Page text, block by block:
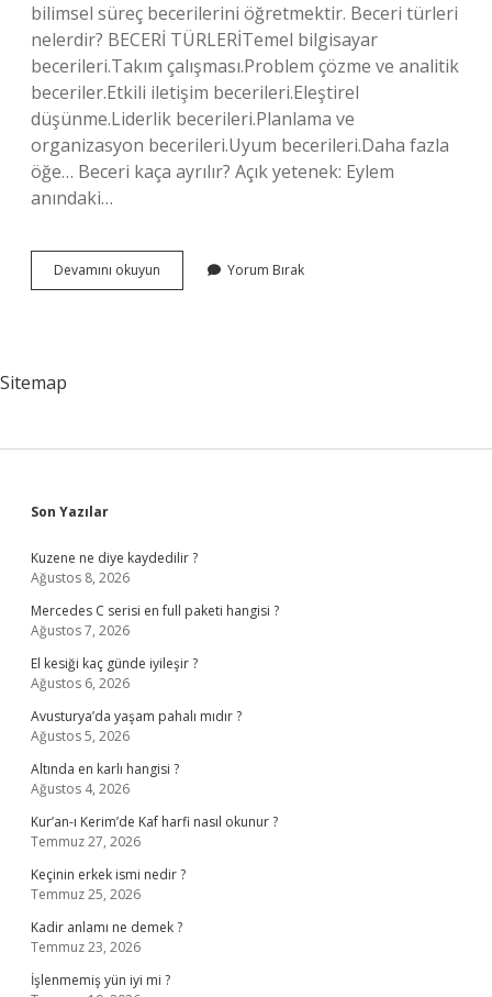
bilimsel süreç becerilerini öğretmektir. Beceri türleri
nelerdir? BECERİ TÜRLERİTemel bilgisayar
becerileri.Takım çalışması.Problem çözme ve analitik
beceriler.Etkili iletişim becerileri.Eleştirel
düşünme.Liderlik becerileri.Planlama ve
organizasyon becerileri.Uyum becerileri.Daha fazla
öğe… Beceri kaça ayrılır? Açık yetenek: Eylem
anındaki…
Devamını okuyun
Temel
Yorum Bırak
Sitemap
Sidebar
Son Yazılar
Kuzene ne diye kaydedilir ?
Ağustos 8, 2026
Mercedes C serisi en full paketi hangisi ?
Ağustos 7, 2026
El kesiği kaç günde iyileşir ?
Ağustos 6, 2026
Avusturya’da yaşam pahalı mıdır ?
Ağustos 5, 2026
Altında en karlı hangisi ?
Ağustos 4, 2026
Kur’an-ı Kerim’de Kaf harfi nasıl okunur ?
Temmuz 27, 2026
Keçinin erkek ismi nedir ?
Temmuz 25, 2026
Kadir anlamı ne demek ?
Temmuz 23, 2026
İşlenmemiş yün iyi mi ?